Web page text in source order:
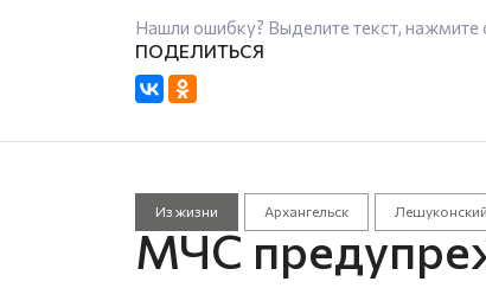
Нашли ошибку? Выделите текст, нажмите
Из жизни Архангельск
МЧС